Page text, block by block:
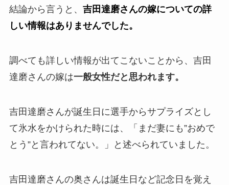
結論から言うと、 吉田達磨さんの嫁についての詳
しい情報はありませんでした。
調べても詳しい情報が出てこないことから、吉田
達磨さんの嫁は一般女性だと思われます。
吉田達磨さんが誕生日に選手からサプライズとし
て氷水をかけられた時には、「まだ妻にも”おめで
とう”と言われてない。」と述べられていました。
吉田達磨さんの奥さんは誕生日など記念日を覚え